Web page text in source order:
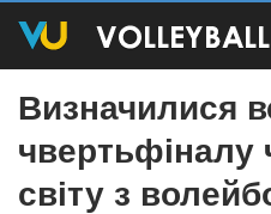
Визначилися
чвертьфіналу
світу з